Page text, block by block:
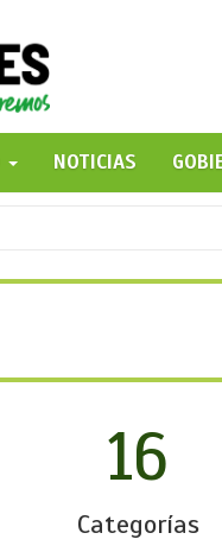
NOTICIAS
16
Categorías